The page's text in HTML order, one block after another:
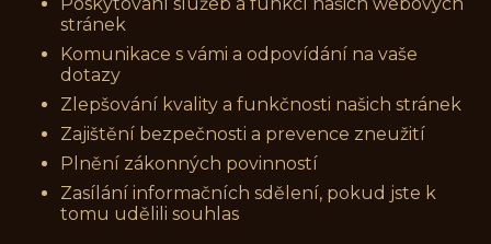
stránek
Komunikace s vámi a odpovídání na vaše
dotazy
Zlepšování kvality a funkčnosti našich stránek
Zajištění bezpečnosti a prevence zneužití
Plnění zákonných povinností
Zasílání informačních sdělení, pokud jste k
tomu udělili souhlas